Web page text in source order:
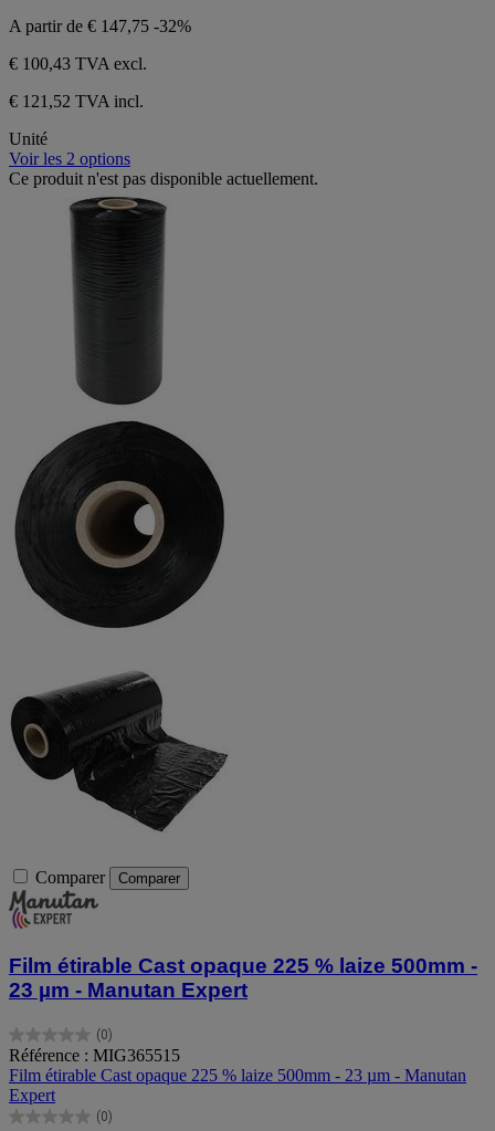
A partir de € 147,75 -32%
€ 100,43 TVA excl.
€ 121,52 TVA incl.
Unité
Voir les 2 options
Ce produit n'est pas disponible actuellement.
Comparer Comparer
Film étirable Cast opaque 225 % laize 500mm -
23 µm - Manutan Expert
(0)
0.0
sur
5
étoiles.
Référence : MIG365515
Film étirable Cast opaque 225 % laize 500mm - 23 µm - Manutan
Expert
(0)
0.0